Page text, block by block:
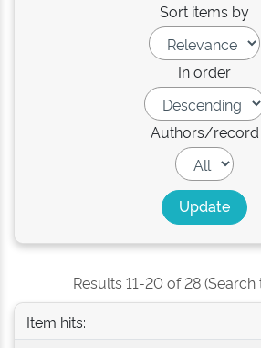
Sort items by
In order
Authors/record
Results 11-20 of 28 (Search
Item hits: